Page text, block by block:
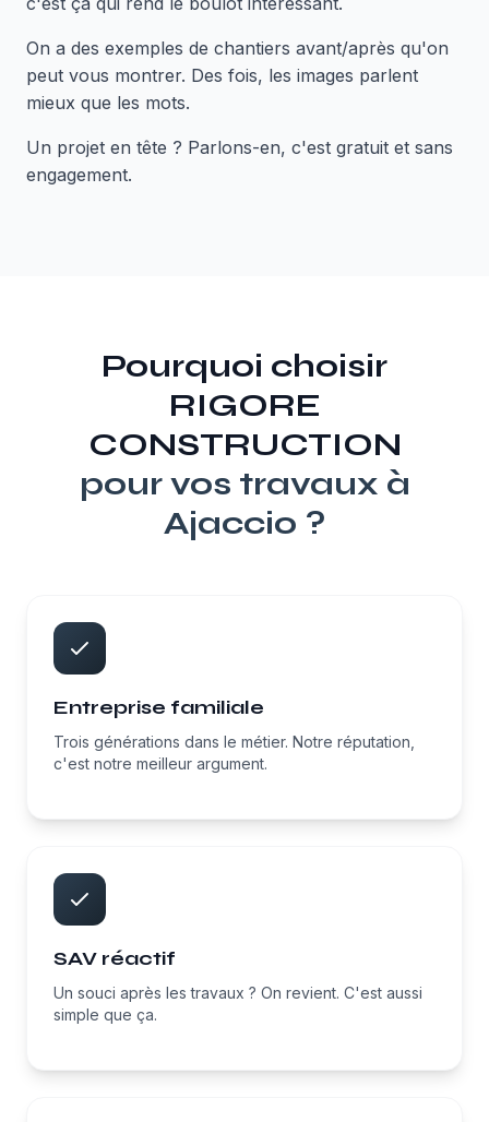
On a des exemples de chantiers avant/après qu'on
peut vous montrer. Des fois, les images parlent
mieux que les mots.
Un projet en tête ? Parlons-en, c'est gratuit et sans
engagement.
Pourquoi choisir
RIGORE
CONSTRUCTION
pour vos travaux à
Ajaccio ?
Entreprise familiale
Trois générations dans le métier. Notre réputation,
c'est notre meilleur argument.
SAV réactif
Un souci après les travaux ? On revient. C'est aussi
simple que ça.